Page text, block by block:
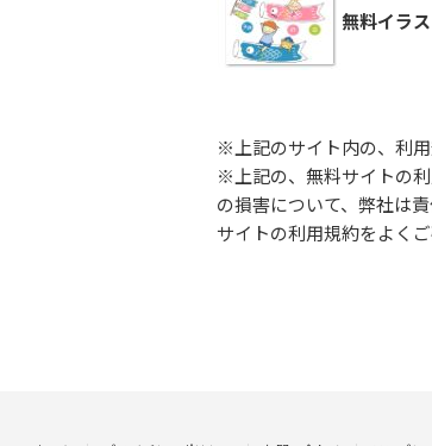
無料イラ
※上記のサイト内の、利用
※上記の、無料サイトの
の損害について、弊社は責
サイトの利用規約をよく